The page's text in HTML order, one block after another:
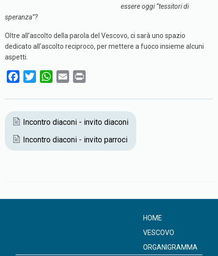
essere oggi “tessitori di
speranza”?
Oltre all’ascolto della parola del Vescovo, ci sarà uno spazio
dedicato all’ascolto reciproco, per mettere a fuoco insieme alcuni
aspetti.
c
e
b
o
o
i
t
t
e
r
W
a
t
s
A
p
a
i
l
i
n
t
Incontro diaconi - invito diaconi
Incontro diaconi - invito parroci
HOME
VESCOVO
ORGANIGRAMMA